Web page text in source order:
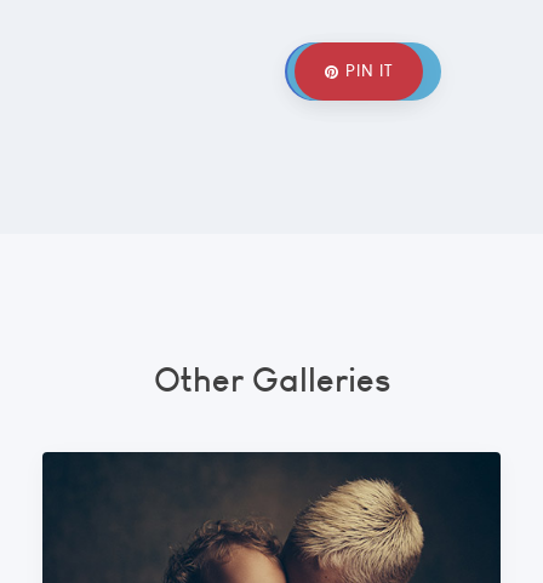
SHARE IT
TWEET IT
PIN IT
Other Galleries